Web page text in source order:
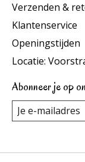
Verzenden &
Klantenservice
Openingstijden
Locatie:
Abonneer je op